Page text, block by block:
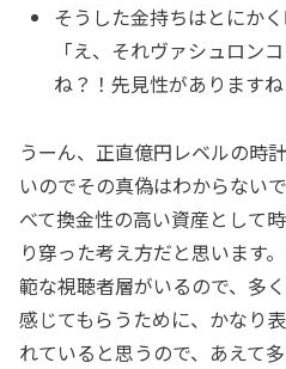
そうした金持ちはとにか
「え、それヴァシュロン
ね？！先見性があります
うーん、正直億円レベルの時
いのでその真偽はわからない
べて換金性の高い資産として
り穿った考え方だと思います
範な視聴者層がいるので、多
感じてもらうために、かなり
れていると思うので、あえて